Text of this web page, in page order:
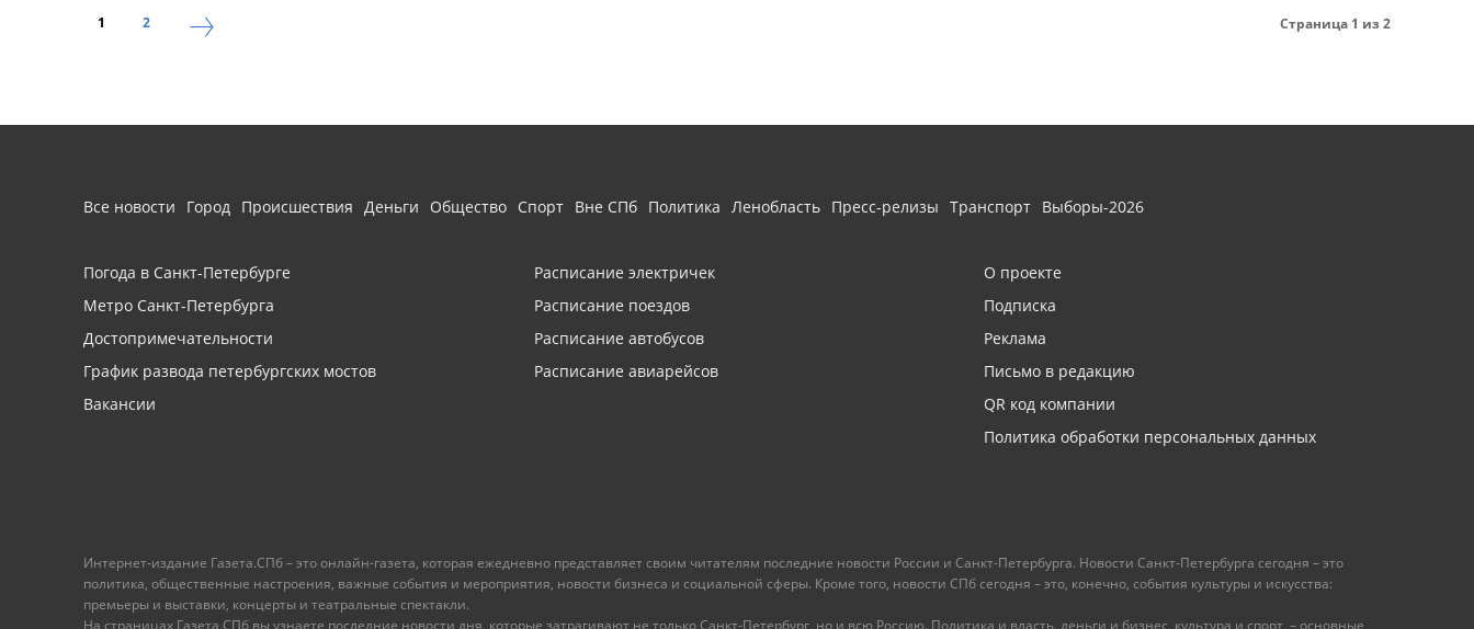
1 2 Страница 1 из 2
Все новости Город Происшествия Деньги Общество Спорт Вне СПб Политика Ленобласть Пресс-релизы Транспорт Выборы-2026
Погода в Санкт-Петербурге
Метро Санкт-Петербурга
Достопримечательности
График развода петербургских мостов
Вакансии
Расписание электричек
Расписание поездов
Расписание автобусов
Расписание авиарейсов
О проекте
Подписка
Реклама
Письмо в редакцию
QR код компании
Политика обработки персональных данных
Интернет-издание Газета.СПб – это онлайн-газета, которая ежедневно представляет своим читателям последние новости России и Санкт-Петербурга. Новости Санкт-Петербурга сегодня – это
политика, общественные настроения, важные события и мероприятия, новости бизнеса и социальной сферы. Кроме того, новости СПб сегодня – это, конечно, события культуры и искусства:
премьеры и выставки, концерты и театральные спектакли.
На страницах Газета.СПб вы узнаете последние новости дня, которые затрагивают не только Санкт-Петербург, но и всю Россию. Политика и власть, деньги и бизнес, культура и спорт, – основные